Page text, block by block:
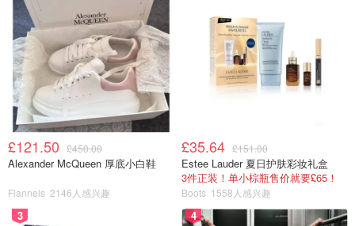
£121.50 £450.00
Alexander McQueen 厚底小白鞋
Flannels 2146人感兴趣
£35.64 £151.00
Estee Lauder 夏日护肤彩妆礼盒
3件正装！单小棕瓶售价就要£65！
Boots 1558人感兴趣
3 4